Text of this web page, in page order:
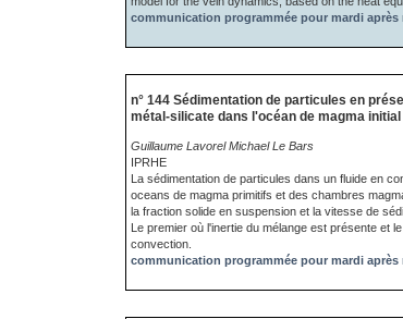
communication programmée pour mardi après
n° 144 Sédimentation de particules en
métal-silicate dans l'océan de magma initial
Guillaume Lavorel Michael Le Bars
IPRHE
La sédimentation de particules dans un fluide en
oceans de magma primitifs et des chambres
la fraction solide en suspension et la vitesse de
Le premier où l'inertie du mélange est présente et
convection.
communication programmée pour mardi après